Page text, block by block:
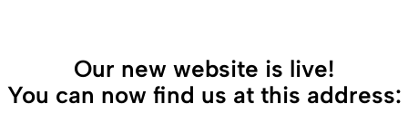
Our new website is live!
You can now find us at this address: